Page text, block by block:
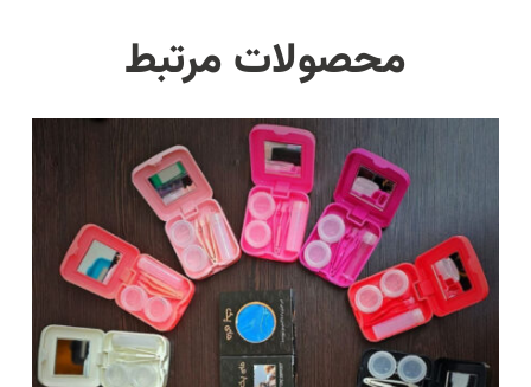
محصولات مرتبط